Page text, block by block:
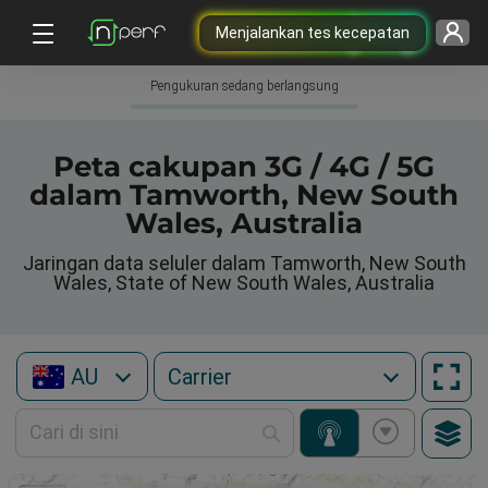
Menjalankan tes kecepatan
Pengukuran sedang berlangsung
Peta cakupan 3G / 4G / 5G
dalam Tamworth, New South
Wales, Australia
Jaringan data seluler dalam Tamworth, New South
Wales, State of New South Wales, Australia
AU